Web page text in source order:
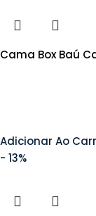
Cama Box Baú
Adicionar Ao
- 13%